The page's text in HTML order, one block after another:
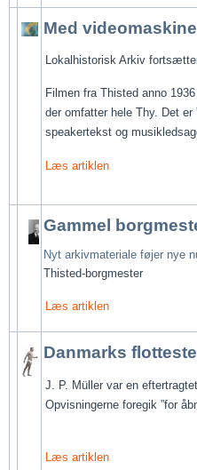
Med
Lokalhistorisk Arkiv
Filmen fra Thisted anno
der omfatter hele Thy. Det
speakertekst og
Læs artiklen
Gammel
Nyt arkivmateriale føjer nye
Thisted-borgmester
Læs artiklen
Danmarks
J. P. Müller var en
Opvisningerne foregik ”for
Læs artiklen